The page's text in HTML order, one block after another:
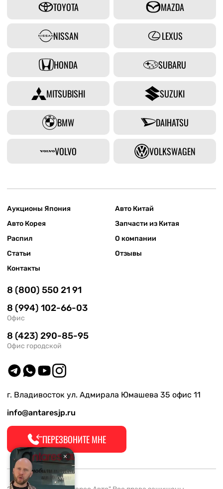
TOYOTA MAZDA
NISSAN LEXUS
HONDA SUBARU
MITSUBISHI SUZUKI
BMW DAIHATSU
VOLVO VOLKSWAGEN
Аукционы Япония
Авто Китай
Авто Корея
Запчасти из Китая
Распил
О компании
Статьи
Отзывы
Контакты
8 (800) 550 21 91
8 (994) 102-66-03
Офис
8 (423) 290-85-95
Офис городской
г. Владивосток ул. Адмирала Юмашева 35 офис 11
info@antaresjp.ru
ПЕРЕЗВОНИТЕ МНЕ